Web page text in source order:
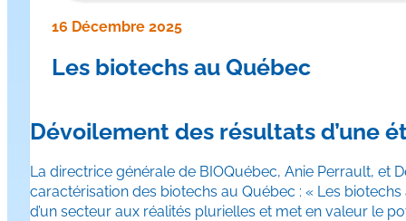
16 Décembre 2025
Les biotechs au Québec
Dévoilement des résultats d’une
La directrice générale de BIOQuébec, Anie Perrault, et
caractérisation des biotechs au Québec : « Les
d’un secteur aux réalités plurielles et met en valeur le